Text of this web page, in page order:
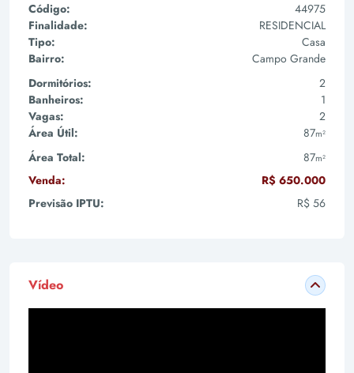
Código:
44975
Finalidade:
RESIDENCIAL
Tipo:
Casa
Bairro:
Campo Grande
Dormitórios:
2
Banheiros:
1
Vagas:
2
Área Útil:
87m²
Área Total: 87m²
Venda:
R$ 650.000
Previsão IPTU:
R$ 56
Vídeo